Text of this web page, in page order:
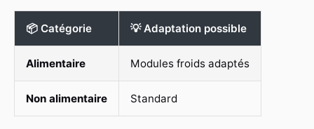
📦 Catégorie 💡 Adaptation possible
Alimentaire Modules froids adaptés
Non alimentaire Standard